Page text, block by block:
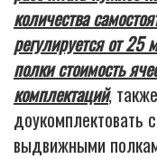
количества
регулируется от
полки стоимость
комплектаций,
доукомплектовать
выдвижными